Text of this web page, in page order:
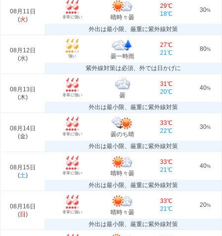
08月11日
(火) 非常に強い 晴時々曇
29℃
18℃
30%
外出は最小限、厳重に紫外線対策
08月12日
(水) 強い 曇一時雨
27℃
21℃
80%
紫外線対策は必須、外では日かげに
08月13日
(木) 非常に強い 曇
31℃
20℃
40%
外出は最小限、厳重に紫外線対策
08月14日
(金) 非常に強い 曇のち晴
33℃
22℃
30%
外出は最小限、厳重に紫外線対策
08月15日
(土) 非常に強い 晴時々曇
33℃
21℃
40%
外出は最小限、厳重に紫外線対策
08月16日
(日 ) 非常に強い 晴時々曇
33℃
21℃
20%
外出は最小限、厳重に紫外線対策